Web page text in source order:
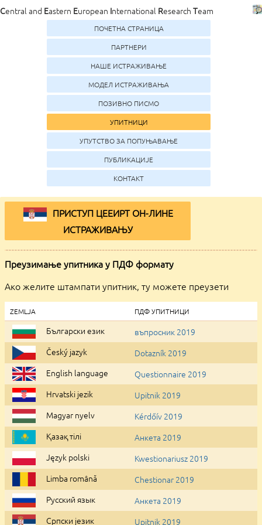
Central and Eastern European International Research Team
ПОЧЕТНА СТРАНИЦА
ПАРТНЕРИ
НАШЕ ИСТРАЖИВАЊЕ
МОДЕЛ ИСТРАЖИВАЊА
ПОЗИВНО ПИСМО
УПИТНИЦИ
УПУТСТВО ЗА ПОПУЊАВАЊЕ
ПУБЛИКАЦИЈЕ
КОНТАКТ
ПРИСТУП ЦЕЕИРТ ОН-ЛИНЕ
ИСТРАЖИВАЊУ
Преузимање упитника у ПДФ формату
Ако желите штампати упитник, ту можете преузети
ZEMLJA ПДФ УПИТНИЦИ
Български език
въпросник 2019
Český jazyk
Dotazník 2019
English language
Questionnaire 2019
Hrvatski jezik
Upitnik 2019
Magyar nyelv
Kérdőív 2019
Қазақ тілі
Aнкета 2019
Język polski
Kwestionariusz 2019
Limba română
Chestionar 2019
Pусский язык
Aнкета 2019
Cрпски jeзик
Upitnik 2019